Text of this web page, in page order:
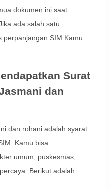
dokumen ini saat
ada salah satu
perpanjangan SIM Kamu
Surat
dan
dan rohani adalah syarat
Kamu bisa
umum, puskesmas,
Berikut adalah